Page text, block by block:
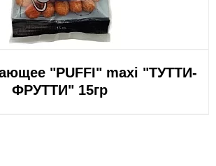
"PUFFI" maxi "ТУТТИ-
ФРУТТИ" 15гр